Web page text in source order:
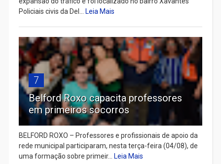
Policiais civis da Del... Leia Mais
7
Belford Roxo capacita professores
em primeiros socorros
BELFORD ROXO – Professores e profissionais de apoio da
rede municipal participaram, nesta terça-feira (04/08), de
uma formação sobre primeir... Leia Mais